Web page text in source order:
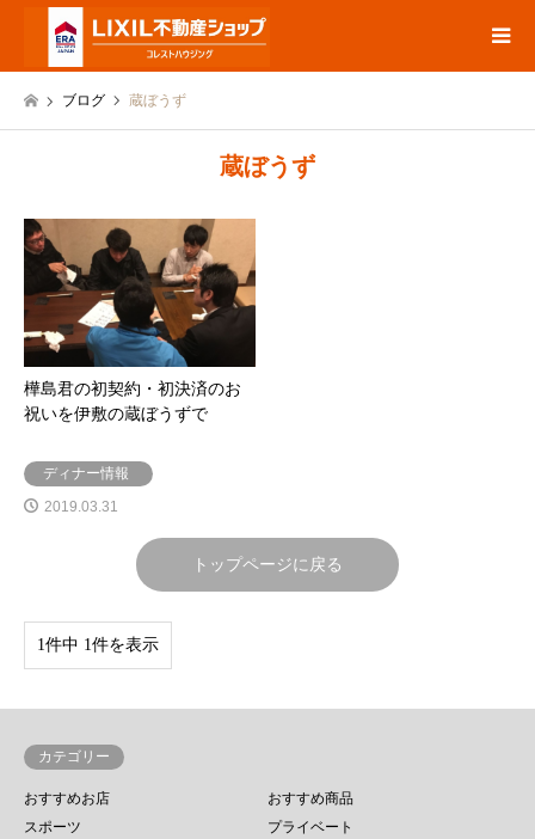
ブログ 蔵ぼうず
蔵ぼうず
樺島君の初契約・初決済のお
祝いを伊敷の蔵ぼうずで
ディナー情報
2019.03.31
トップページに戻る
1件中 1件を表示
カテゴリー
おすすめお店
おすすめ商品
スポーツ
プライベート